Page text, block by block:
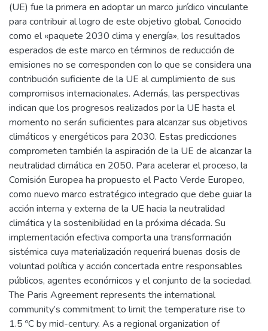
(UE) fue la primera en adoptar un marco jurídico vinculante
para contribuir al logro de este objetivo global. Conocido
como el «paquete 2030 clima y energía», los resultados
esperados de este marco en términos de reducción de
emisiones no se corresponden con lo que se considera una
contribución suficiente de la UE al cumplimiento de sus
compromisos internacionales. Además, las perspectivas
indican que los progresos realizados por la UE hasta el
momento no serán suficientes para alcanzar sus objetivos
climáticos y energéticos para 2030. Estas predicciones
comprometen también la aspiración de la UE de alcanzar la
neutralidad climática en 2050. Para acelerar el proceso, la
Comisión Europea ha propuesto el Pacto Verde Europeo,
como nuevo marco estratégico integrado que debe guiar la
acción interna y externa de la UE hacia la neutralidad
climática y la sostenibilidad en la próxima década. Su
implementación efectiva comporta una transformación
sistémica cuya materialización requerirá buenas dosis de
voluntad política y acción concertada entre responsables
públicos, agentes económicos y el conjunto de la sociedad.
The Paris Agreement represents the international
community’s commitment to limit the temperature rise to
1.5 ºC by mid-century. As a regional organization of